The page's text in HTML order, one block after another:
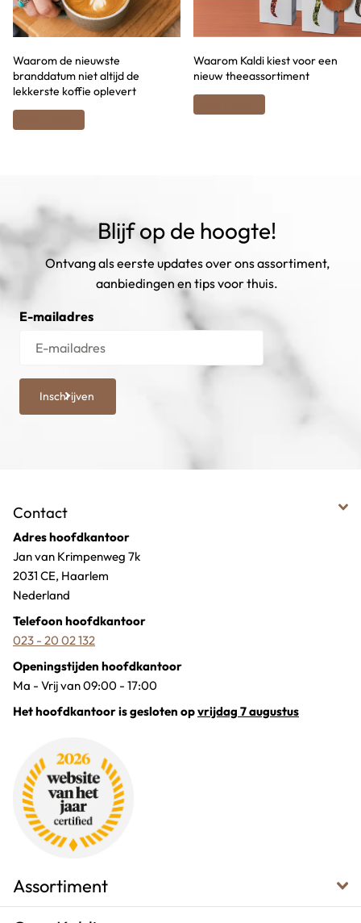
Waarom de nieuwste
branddatum niet altijd de
lekkerste koffie oplevert
Waarom Kaldi kiest voor een
nieuw theeassortiment
Blijf op de hoogte!
Ontvang als eerste updates over ons assortiment,
aanbiedingen en tips voor thuis.
E-mailadres
Inschrijven
Contact
Adres hoofdkantoor
Jan van Krimpenweg 7k
2031 CE, Haarlem
Nederland
Telefoon hoofdkantoor
023 - 20 02 132
Openingstijden hoofdkantoor
Ma - Vrij van 09:00 - 17:00
Het hoofdkantoor is gesloten opvrijdag 7 augustus
Assortiment